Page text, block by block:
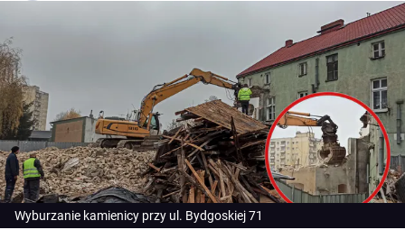
Wyburzanie kamienicy przy ul. Bydgoskiej 71